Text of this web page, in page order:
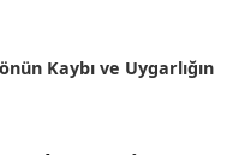
Kaybı ve Uygarlığın